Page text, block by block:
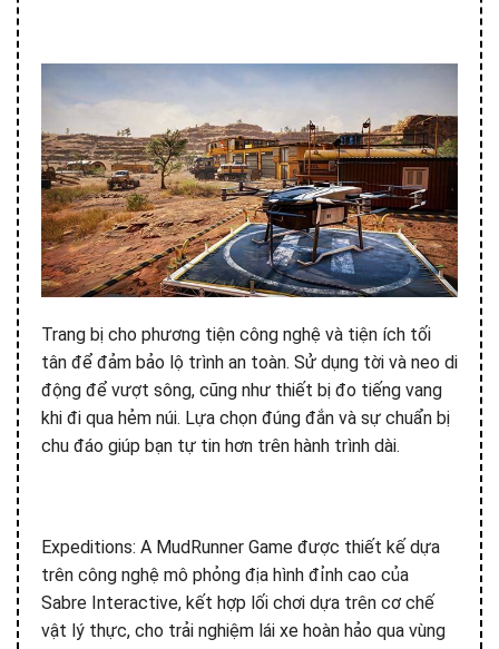
Trang bị cho phương tiện công nghệ và tiện ích tối
tân để đảm bảo lộ trình an toàn. Sử dụng tời và neo di
động để vượt sông, cũng như thiết bị đo tiếng vang
khi đi qua hẻm núi. Lựa chọn đúng đắn và sự chuẩn bị
chu đáo giúp bạn tự tin hơn trên hành trình dài.
Expeditions: A MudRunner Game được thiết kế dựa
trên công nghệ mô phỏng địa hình đỉnh cao của
Sabre Interactive, kết hợp lối chơi dựa trên cơ chế
vật lý thực, cho trải nghiệm lái xe hoàn hảo qua vùng